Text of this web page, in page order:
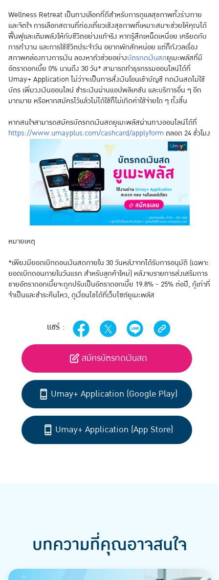
Wellness Retreat เป็นทางเลือกที่ดีสำหรับการดูแลสุขภาพทั้งร่างกาย
และจิตใจ การเลือกสถานที่ท่องเที่ยวเชิงสุขภาพที่เหมาะสมจะช่วยให้คุณได้
ฟื้นฟูและเติมพลังให้กับชีวิตอย่างแท้จริง หากรู้สึกเหน็ดเหนื่อย เครียดกับ
การทำงาน และการใช้ชีวิตประจำวัน อยากพักสักหน่อย แต่ก็กังวลเรื่อง
สภาพคล่องทางการเงิน ลองหาตัวช่วยอย่างบัตรกดเงินสดยูเมะพลัสที่มี
อัตราดอกเบี้ย 0% นานถึง 30 วัน* สามารถทำธุรกรรมออนไลน์ได้ที่
Umay+ Application ไม่ว่าจะเป็นการสั่งเงินโอนเข้าบัญชี กดเงินสดไม่ใช้
บัตร เพิ่มวงเงินออนไลน์ ชำระเงินผ่านแอปพลิเคชัน และบริการอื่น ๆ อีก
มากมาย หรือหากสมัครไว้แล้วไม่ได้ใช้ก็ไม่เกิดค่าใช้จ่ายใด ๆ ทั้งสิ้น
หากสนใจสามารถสมัครบัตรกดเงินสดยูเมะพลัสผ่านทางออนไลน์ได้ที่
https://www.umayplus.com/cashcard/applyform ตลอด 24 ชั่วโมง
หมายเหตุ
*เพียงมียอดเบิกถอนเงินสดภายใน 30 วันหลังจากได้รับการอนุมัติ (เฉพาะ
ยอดเบิกถอนภายในวันแรก สำหรับลูกค้าใหม่) หลังจบรายการส่งเสริมการ
ขายอัตราดอกเบี้ยจะถูกปรับเป็นอัตราดอกเบี้ย 19.8% - 25% ต่อปี, กู้เท่าที่
จำเป็นและชำระคืนไหว, ดูเงื่อนไขได้ที่เว็บไซต์ยูเมะพลัส
แชร์ :
สมัครบัตรกดเงินสด
Umay+ Application (Google Play)
Umay+ Application (App Store)
บทความที่คุณอาจสนใจ